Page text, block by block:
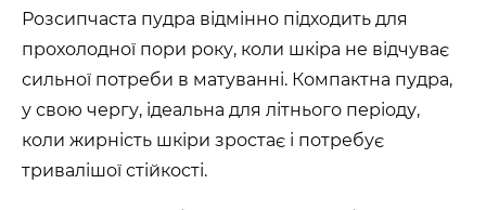
Розсипчаста пудра відмінно підходить для
прохолодної пори року, коли шкіра не відчуває
сильної потреби в матуванні. Компактна пудра,
у свою чергу, ідеальна для літнього періоду,
коли жирність шкіри зростає і потребує
тривалішої стійкості.